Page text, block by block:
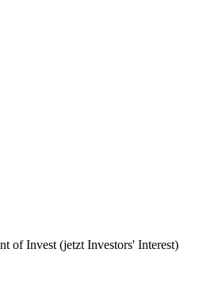
of Invest (jetzt Investors' Interest)